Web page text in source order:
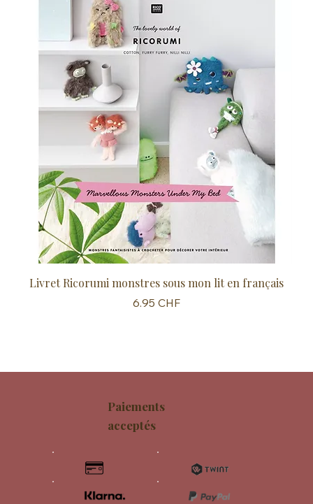
Livret Ricorumi monstres sous mon lit en français
Prix
6.95 CHF
Paiements
acceptés